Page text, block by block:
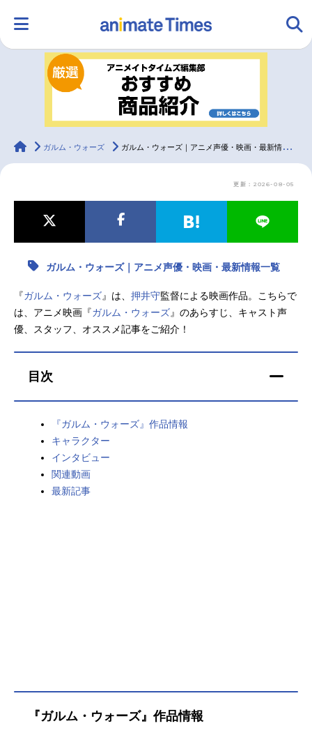
ランキング アニメ
ラジオ みんなの声
アニメ記事一覧 声優記事一覧
アニメ映画一覧
秋アニメ 冬アニメ
男性声優/女性声優一覧
animateTimes
ガルム・ウォーズ ガルム・ウォーズ｜アニメ声優・映画・最新情報一覧
更新：2026-08-05
ガルム・ウォーズ｜アニメ声優・映画・最新情報一覧
『ガルム・ウォーズ』は、 押井守監督による映画作品。こちらで
は、アニメ映画『ガルム・ウォーズ』のあらすじ、キャスト声
優、スタッフ、オススメ記事をご紹介！
目次
『ガルム・ウォーズ』作品情報
キャラクター
インタビュー
関連動画
最新記事
『ガルム・ウォーズ』作品情報